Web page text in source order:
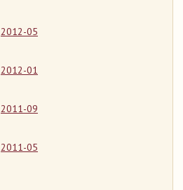
2012-05
2012-01
2011-09
2011-05